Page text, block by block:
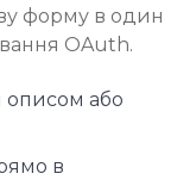
форму в один
OAuth.
описом або
в